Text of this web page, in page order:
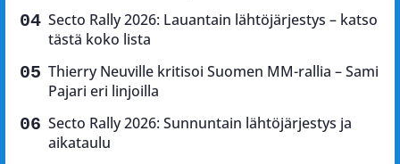
Secto Rally 2026: Lauantain lähtöjärjestys – katso
tästä koko lista
Thierry Neuville kritisoi Suomen MM-rallia – Sami
Pajari eri linjoilla
Secto Rally 2026: Sunnuntain lähtöjärjestys ja
aikataulu